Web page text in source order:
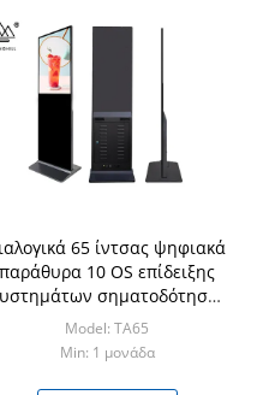
65 ίντσας ψηφιακά
παράθυρα 10 OS επίδειξης
σηματοδότησης
κάθετα
Model: TA65
Min: 1 μονάδα